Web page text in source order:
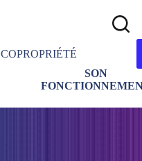
COPROPRIÉTÉ
SON